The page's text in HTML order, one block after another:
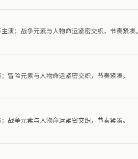
演；战争元素与人物命运紧密交织，节奏紧凑。
冒险元素与人物命运紧密交织，节奏紧凑。
战争元素与人物命运紧密交织，节奏紧凑。